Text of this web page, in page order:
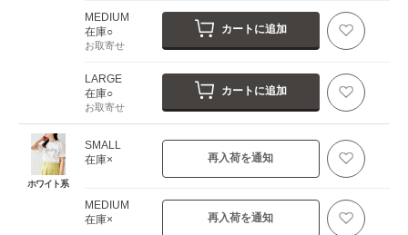
MEDIUM
在庫○
お取寄せ
カートに追加
LARGE
在庫○
お取寄せ
カートに追加
ホワイト系
SMALL
在庫×
再入荷を通知
MEDIUM
在庫×
再入荷を通知